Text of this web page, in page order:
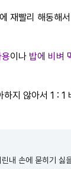
재빨리 해동해
이나 밥에 비벼
지 않아서 1 : 1
내 손에 묻히기 싫